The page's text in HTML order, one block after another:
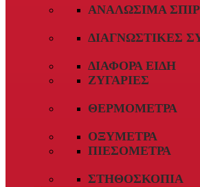
ΑΝΑΛΏΣΙΜΑ
ΔΙΑΓΝΩΣΤΙΚΈΣ
ΔΙΆΦΟΡΑ ΕΊΔΗ
ΖΥΓΑΡΙΈΣ
ΘΕΡΜΌΜΕΤΡΑ
ΟΞΎΜΕΤΡΑ
ΠΙΕΣΌΜΕΤΡΑ
ΣΤΗΘΟΣΚΌΠΙΑ